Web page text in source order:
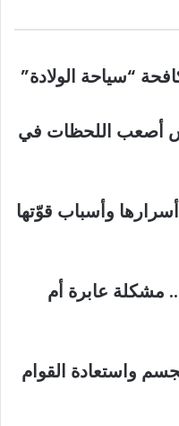
“سياحة الولادة”
أصعب اللحظات في
وأسباب قوّتها
مشكلة عابرة أم
واستعادة القوام